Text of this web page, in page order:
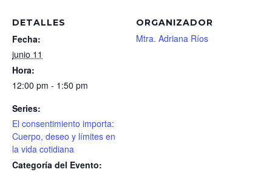
DETALLES
Fecha:
junio 11
Hora:
12:00 pm - 1:50 pm
Series:
El consentimiento importa:
Cuerpo, deseo y límites en
la vida cotidiana
Categoría del Evento:
ORGANIZADOR
Mtra. Adriana Ríos